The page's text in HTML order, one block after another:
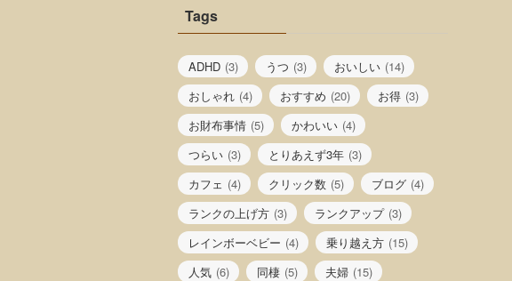
Tags
ADHD (3) うつ (3) おいしい (14)
おしゃれ (4) おすすめ (20) お得 (3)
お財布事情 (5) かわいい (4)
つらい (3) とりあえず3年 (3)
カフェ (4) クリック数 (5) ブログ (4)
ランクの上げ方 (3) ランクアップ (3)
レインボーベビー (4) 乗り越え方 (15)
人気 (6) 同棲 (5) 夫婦 (15)